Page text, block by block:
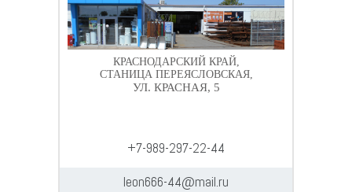
КРАСНОДАРСКИЙ КРАЙ,
СТАНИЦА ПЕРЕЯСЛОВСКАЯ,
УЛ. КРАСНАЯ, 5
+7-989-297-22-44
leon666-44@mail.ru